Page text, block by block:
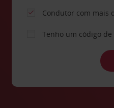
Condutor com mais
Tenho um código